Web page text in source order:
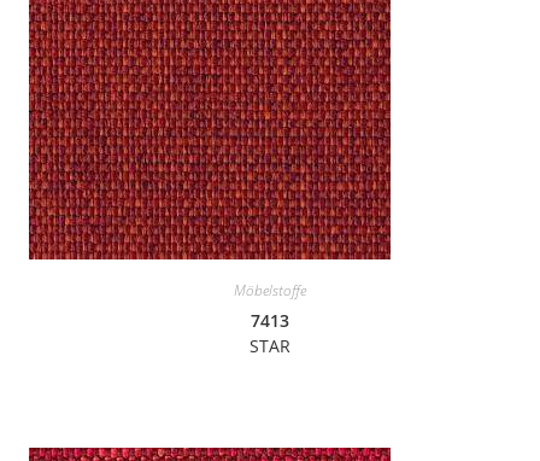
Möbelstoffe
7413
STAR